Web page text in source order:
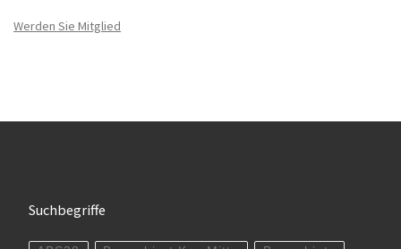
Werden Sie Mitglied
Suchbegriffe